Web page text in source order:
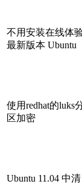
不用安装在线体
最新版本 Ubuntu
使用redhat的luks
区加密
Ubuntu 11.04 中清